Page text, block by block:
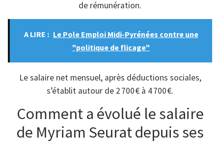
de rémunération.
A LIRE : Le Pole Emploi Midi-Pyrénées contre une
"politique de flicage"
Le salaire net mensuel, après déductions sociales,
s’établit autour de 2 700 € à 4 700 €.
Comment a évolué le salaire
de Myriam Seurat depuis ses